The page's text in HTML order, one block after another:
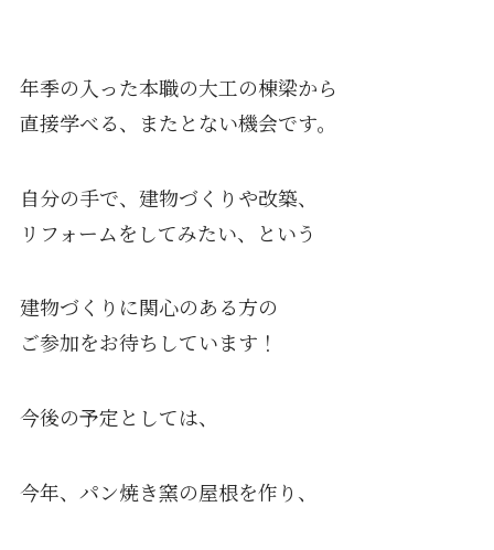
年季の入った本職の大工の棟梁から
直接学べる、またとない機会です。
自分の手で、建物づくりや改築、
リフォームをしてみたい、という
建物づくりに関心のある方の
ご参加をお待ちしています！
今後の予定としては、
今年、パン焼き窯の屋根を作り、